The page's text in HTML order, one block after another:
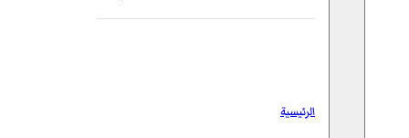
الرئيسية